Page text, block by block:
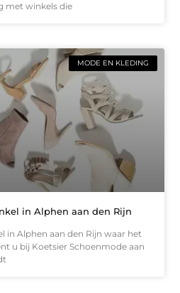
met winkels die
MODE EN KLEDING
in Alphen aan den Rijn
in Alphen aan den Rijn waar het
u bij Koetsier Schoenmode aan